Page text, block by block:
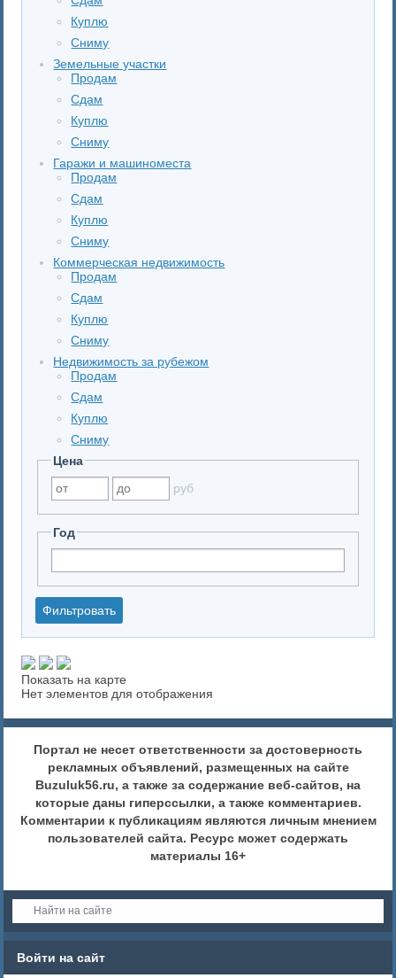
Куплю
Сниму
Земельные участки
Продам
Сдам
Куплю
Сниму
Гаражи и машиноместа
Продам
Сдам
Куплю
Сниму
Коммерческая недвижимость
Продам
Сдам
Куплю
Сниму
Недвижимость за рубежом
Продам
Сдам
Куплю
Сниму
Цена
руб
Год
Показать на карте
Нет элементов для отображения
Портал не несет ответственности за достоверность
рекламных объявлений, размещенных на сайте
Buzuluk56.ru, а также за содержание веб-сайтов, на
которые даны гиперссылки, а также комментариев.
Комментарии к публикациям являются личным мнением
пользователей сайта. Ресурс может содержать
материалы 16+
Войти на сайт